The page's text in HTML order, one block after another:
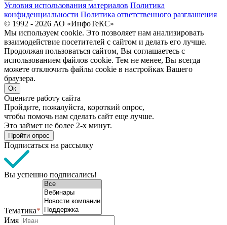
Условия использования материалов Политика
конфиденциальности Политика ответственного разглашения
© 1992 - 2026 АО «ИнфоТеКС»
Мы используем cookie. Это позволяет нам анализировать
взаимодействие посетителей с сайтом и делать его лучше.
Продолжая пользоваться сайтом, Вы соглашаетесь с
использованием файлов cookie. Тем не менее, Вы всегда
можете отключить файлы cookie в настройках Вашего
браузера.
Ок
Оцените работу сайта
Пройдите, пожалуйста, короткий опрос,
чтобы помочь нам сделать сайт еще лучше.
Это займет не более 2-х минут.
Пройти опрос
Подписаться на рассылку
Вы успешно подписались!
Тематика*
Имя